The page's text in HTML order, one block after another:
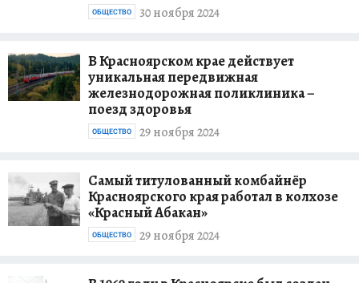
30 ноября 2024
ОБЩЕСТВО
В Красноярском крае действует
уникальная передвижная
железнодорожная поликлиника –
поезд здоровья
29 ноября 2024
ОБЩЕСТВО
Самый титулованный комбайнёр
Красноярского края работал в колхозе
«Красный Абакан»
29 ноября 2024
ОБЩЕСТВО